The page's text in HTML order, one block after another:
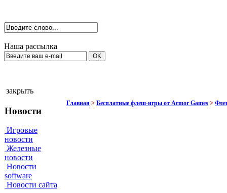
Наша рассылка
закрыть
Новости
Игровые
новости
Железные
новости
Новости
software
Новости сайта
Главная > Бесплатные флеш-игры от Armor Games >